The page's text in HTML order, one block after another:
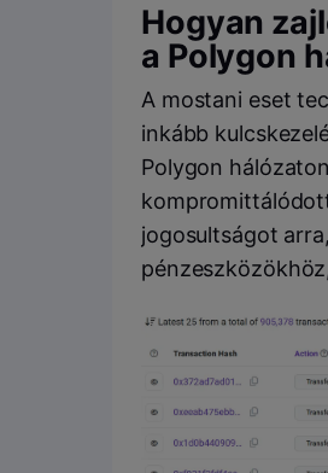
Hogyan
a Polygon
A mostani eset
inkább
Polygon
jogosultságot